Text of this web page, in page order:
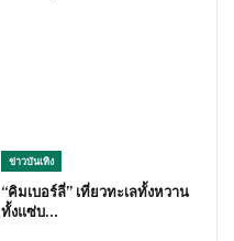
ข่าวบันเทิง
“คิมเบอร์ลี่” เที่ยวทะเลทั้งหวาน
ทั้งแซ่บ…